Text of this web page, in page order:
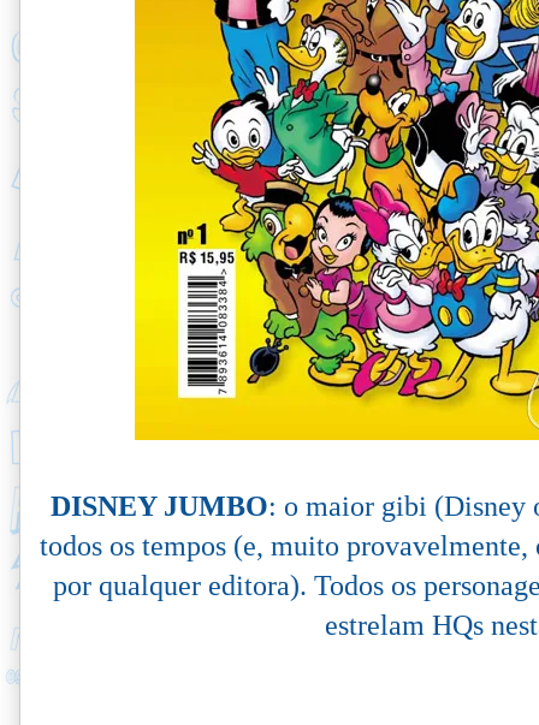
DISNEY JUMBO: o maior gibi (Disney
todos os tempos (e, muito
por qualquer editora). Todos os
estrelam HQs